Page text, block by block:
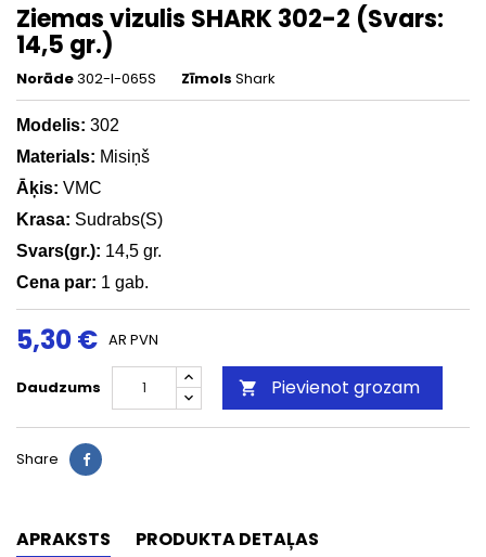
Ziemas vizulis SHARK 302-2 (Svars:
14,5 gr.)
Norāde302-I-065S Zīmols Shark
Modelis: 302
Materials: Misiņš
Āķis: VMC
Krasa: Sudrabs(S)
Svars(gr.): 14,5 gr.
Cena par: 1 gab.
5,30 € AR PVN
Daudzums  Pievienot grozam
Share
APRAKSTS PRODUKTA DETAĻAS